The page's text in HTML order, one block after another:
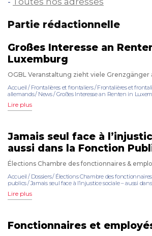
Partie rédactionnelle
Großes Interesse an
Luxemburg
OGBL Veranstaltung zieht viele Grenzgänger
Accueil / Frontalières et frontaliers/Frontalières et
allemands/ News/Großes Interesse an Renten in
Lire plus
Jamais seul face à
aussi dans la Fonction
Élections Chambre des fonctionnaires &
Accueil / Dossiers/ Élections Chambre des
publics/Jamais seul face à l’injustice sociale – aussi
Lire plus
Fonctionnaires et